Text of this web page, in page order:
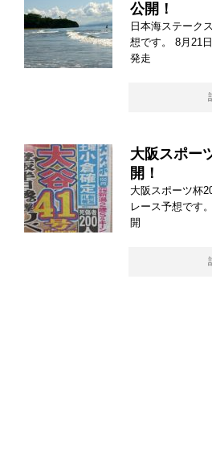
公開！
日本海ステーク
想です。 8月21
発走
大阪スポー
開！
大阪スポーツ杯
レース予想です
開